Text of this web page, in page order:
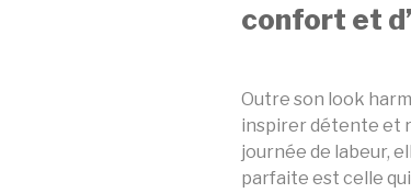
confort et
Outre son look
inspirer détente et
journée de labeur,
parfaite est celle